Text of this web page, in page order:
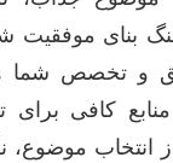
بنای موفقیت
و تخصص شما
کافی برای
موضوع،